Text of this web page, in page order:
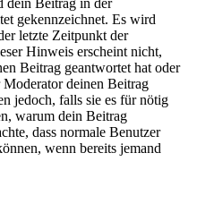
dein Beitrag in der
gekennzeichnet. Es wird
letzte Zeitpunkt der
Hinweis erscheint nicht,
Beitrag geantwortet hat oder
deinen Beitrag
jedoch, falls sie es für nötig
warum dein Beitrag
dass normale Benutzer
wenn bereits jemand